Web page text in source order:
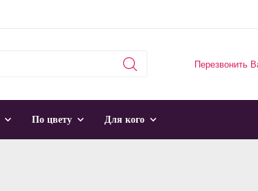
Перезвонить
По цвету Для кого